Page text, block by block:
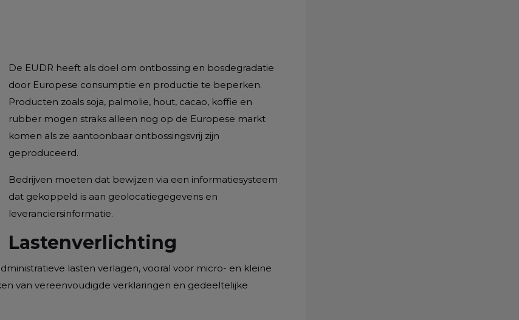
De EUDR heeft als doel om ontbossing en bosdegradatie
door Europese consumptie en productie te beperken.
Producten zoals soja, palmolie, hout, cacao, koffie en
rubber mogen straks alleen nog op de Europese markt
komen als ze aantoonbaar ontbossingsvrij zijn
geproduceerd.
Bedrijven moeten dat bewijzen via een informatiesysteem
dat gekoppeld is aan geolocatiegegevens en
leveranciersinformatie.
Lastenverlichting
lasten verlagen, vooral voor micro- en kleine
van vereenvoudigde verklaringen en gedeeltelijke